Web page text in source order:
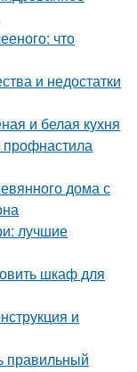
что
и недостатки
и белая кухня
дома с
лучшие
шкаф для
и
правильный